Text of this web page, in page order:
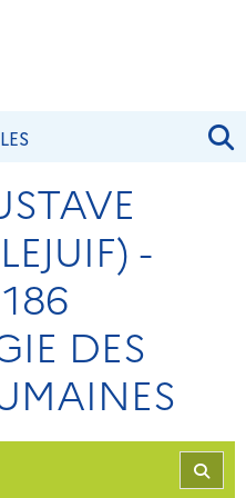
-
DES